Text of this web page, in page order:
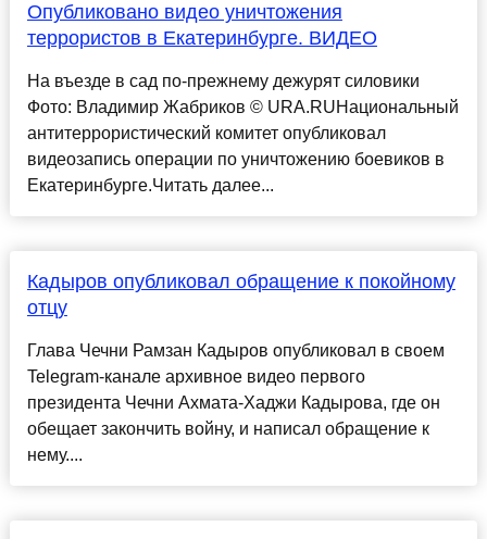
Опубликовано видео уничтожения
террористов в Екатеринбурге. ВИДЕО
На въезде в сад по-прежнему дежурят силовики
Фото: Владимир Жабриков © URA.RUНациональный
антитеррористический комитет опубликовал
видеозапись операции по уничтожению боевиков в
Екатеринбурге.Читать далее...
Кадыров опубликовал обращение к покойному
отцу
Глава Чечни Рамзан Кадыров опубликовал в своем
Telegram-канале архивное видео первого
президента Чечни Ахмата-Хаджи Кадырова, где он
обещает закончить войну, и написал обращение к
нему....